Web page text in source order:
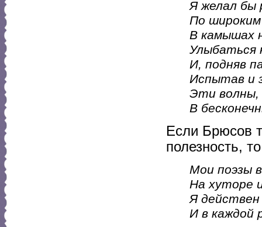
Я желал бы
По
В камышах
Улыбаться
И, подняв
Испытав и
Эти волны,
В
Если Брюсов
полезность,
Мои поэзы
На хуторе
Я
И в каждой